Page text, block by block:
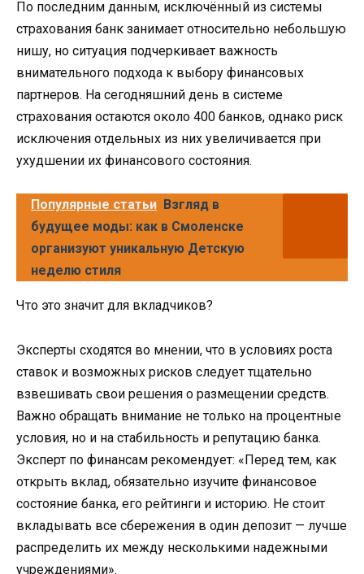
По последним данным, исключённый из системы
страхования банк занимает относительно небольшую
нишу, но ситуация подчеркивает важность
внимательного подхода к выбору финансовых
партнеров. На сегодняшний день в системе
страхования остаются около 400 банков, однако риск
исключения отдельных из них увеличивается при
ухудшении их финансового состояния.
Популярные статьи Взгляд в
будущее моды: как в Смоленске
организуют уникальную Детскую
неделю стиля
Что это значит для вкладчиков?
Эксперты сходятся во мнении, что в условиях роста
ставок и возможных рисков следует тщательно
взвешивать свои решения о размещении средств.
Важно обращать внимание не только на процентные
условия, но и на стабильность и репутацию банка.
Эксперт по финансам рекомендует: «Перед тем, как
открыть вклад, обязательно изучите финансовое
состояние банка, его рейтинги и историю. Не стоит
вкладывать все сбережения в один депозит — лучше
распределить их между несколькими надежными
учреждениями».